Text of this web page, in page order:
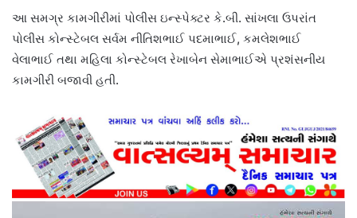
આ સમગ્ર કામગીરીમાં પોલીસ ઇન્સ્પેક્ટર કે.બી. સાંખલા ઉપરાંત
પોલીસ કોન્સ્ટેબલ સર્વમ નીતિશભાઈ પદમાભાઈ, કમલેશભાઈ
વેલાભાઈ તથા મહિલા કોન્સ્ટેબલ રેખાબેન સેમાભાઈએ પ્રશંસનીય
કામગીરી બજાવી હતી.